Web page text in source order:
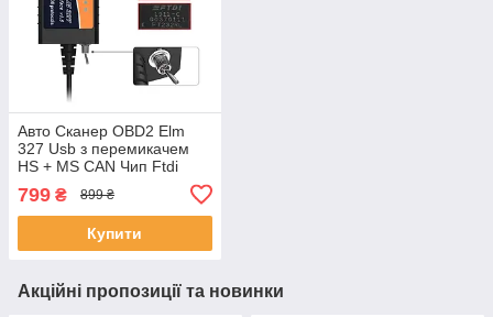
Авто Сканер OBD2 Elm
327 Usb з перемикачем
HS + MS CAN Чип Ftdi
799 ₴ 899 ₴
Купити
Акційні пропозиції та новинки